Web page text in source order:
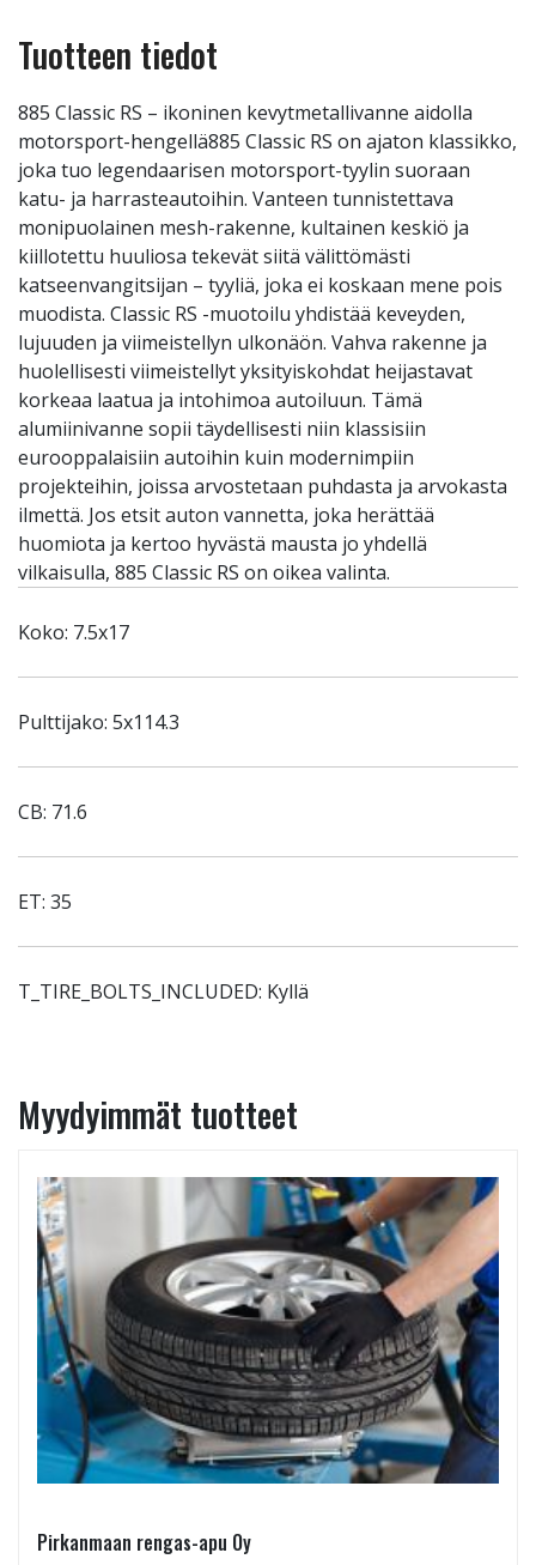
Tuotteen tiedot
885 Classic RS – ikoninen kevytmetallivanne aidolla
motorsport-hengellä885 Classic RS on ajaton klassikko,
joka tuo legendaarisen motorsport-tyylin suoraan
katu- ja harrasteautoihin. Vanteen tunnistettava
monipuolainen mesh-rakenne, kultainen keskiö ja
kiillotettu huuliosa tekevät siitä välittömästi
katseenvangitsijan – tyyliä, joka ei koskaan mene pois
muodista. Classic RS -muotoilu yhdistää keveyden,
lujuuden ja viimeistellyn ulkonäön. Vahva rakenne ja
huolellisesti viimeistellyt yksityiskohdat heijastavat
korkeaa laatua ja intohimoa autoiluun. Tämä
alumiinivanne sopii täydellisesti niin klassisiin
eurooppalaisiin autoihin kuin modernimpiin
projekteihin, joissa arvostetaan puhdasta ja arvokasta
ilmettä. Jos etsit auton vannetta, joka herättää
huomiota ja kertoo hyvästä mausta jo yhdellä
vilkaisulla, 885 Classic RS on oikea valinta.
Koko: 7.5x17
Pulttijako: 5x114.3
CB: 71.6
ET: 35
T_TIRE_BOLTS_INCLUDED: Kyllä
Myydyimmät tuotteet
Pirkanmaan rengas-apu Oy